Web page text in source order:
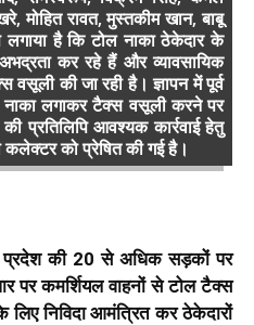
मोहित रावत, मुस्तकीम खान, बाबू
है कि टोल नाका ठेकेदार के
कर रहे हैं और व्यावसायिक
वसूली की जा रही है। ज्ञापन में पूर्व
लगाकर टैक्स वसूली करने पर
प्रतिलिपि आवश्यक कार्रवाई हेतु
कलेक्टर को प्रेषित की गई है।
प्रदेश की 20 से अधिक सड़कों पर
कमर्शियल वाहनों से टोल टैक्स
लिए निविदा आमंत्रित कर ठेकेदारों